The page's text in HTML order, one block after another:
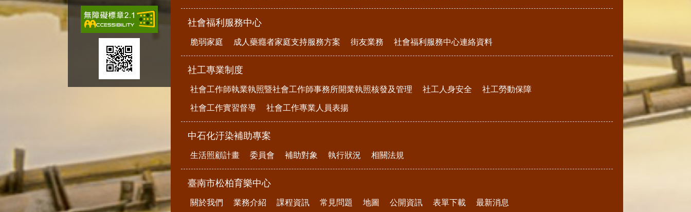
社會福利服務中心
脆弱家庭 成人藥癮者家庭支持服務方案 街友業務 社會福利服務中心連絡資料
社工專業制度
社會工作師執業執照暨社會工作師事務所開業執照核發及管理 社工人身安全 社工勞動保障
社會工作實習督導 社會工作專業人員表揚
中石化汙染補助專案
生活照顧計畫 委員會 補助對象 執行狀況 相關法規
臺南市松柏育樂中心
關於我們 業務介紹 課程資訊 常見問題 地圖 公開資訊 表單下載 最新消息